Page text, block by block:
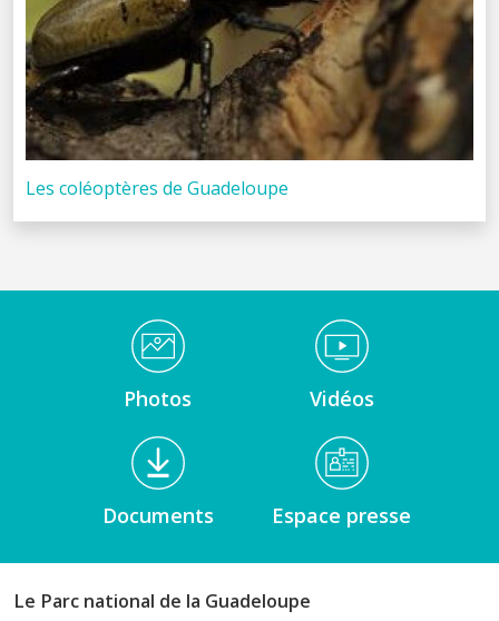
Les coléoptères de Guadeloupe
Médiathèque Footer
Photos Vidéos
Documents Espace presse
Le Parc national de la Guadeloupe